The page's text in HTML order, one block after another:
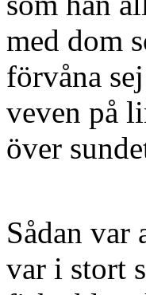
med dom
förvåna
veven på
över
Sådan
var i stort